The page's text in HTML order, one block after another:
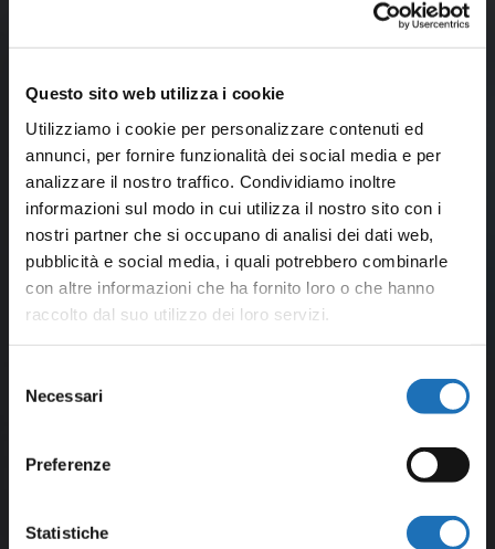
Questo sito web utilizza i cookie
Utilizziamo i cookie per personalizzare contenuti ed
annunci, per fornire funzionalità dei social media e per
analizzare il nostro traffico. Condividiamo inoltre
informazioni sul modo in cui utilizza il nostro sito con i
nostri partner che si occupano di analisi dei dati web,
pubblicità e social media, i quali potrebbero combinarle
con altre informazioni che ha fornito loro o che hanno
raccolto dal suo utilizzo dei loro servizi.
delNecessari
Preferenze
Statistiche